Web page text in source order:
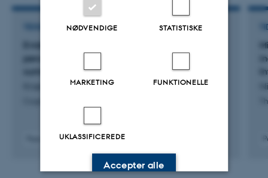
perception: Distinct effects of spatial
summation and lateral inhibition
Krænge, C. +5.
TIDSSKRIFTARTIKEL
Peer-reviewed
attached
NØDVENDIGE STATISTISKE
MARKETING FUNKTIONELLE
UKLASSIFICEREDE
Accepter alle